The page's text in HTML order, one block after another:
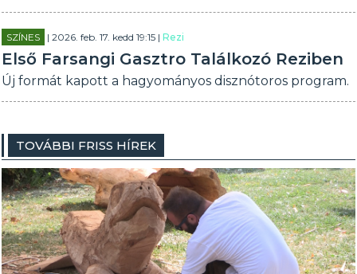
SZÍNES | 2026. feb. 17. kedd 19:15 |Rezi
Első Farsangi Gasztro Találkozó Reziben
Új formát kapott a hagyományos disznótoros program.
TOVÁBBI FRISS HÍREK